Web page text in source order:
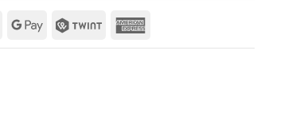
Google
Pay
Twint American
Express